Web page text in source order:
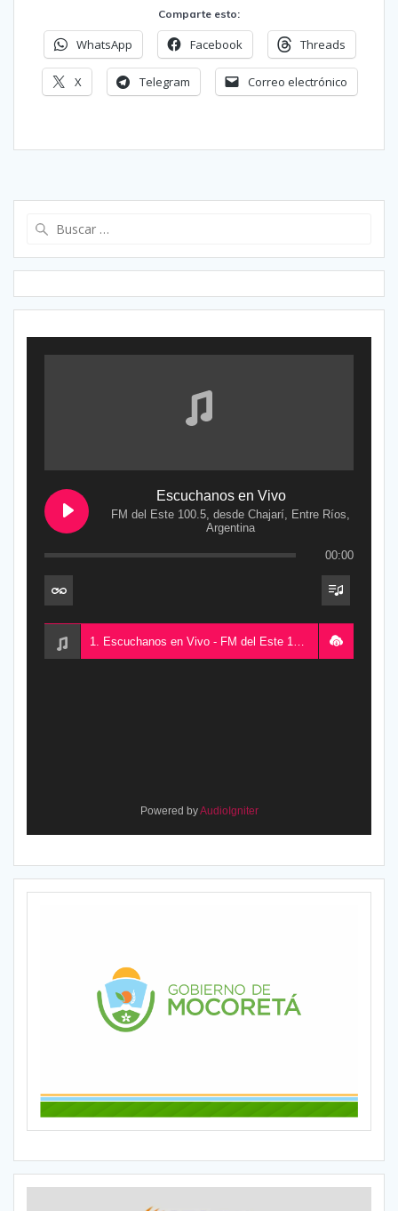
Comparte esto:
WhatsApp Facebook Threads
X Telegram Correo electrónico
Escuchanos en Vivo
FM del Este 100.5, desde Chajarí, Entre Ríos,
Argentina
00:00
Powered byAudioIgniter